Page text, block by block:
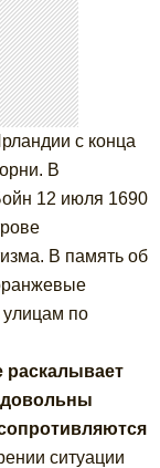
с конца
В
12 июля 1690
В память об
по
раскалывает
ситуации